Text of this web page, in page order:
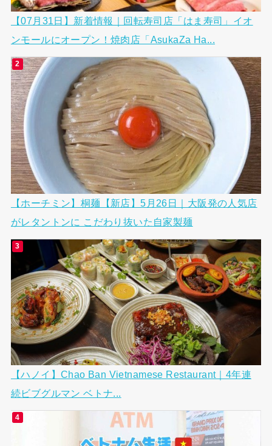
【07月31日】新着情報｜回転寿司店「はま寿司」イオ
ンモールにオープン！焼肉店「AsukaZa Ha...
【ホーチミン】桐麺【新店】5月26日｜大阪発の人気店
がレタントンに こだわり抜いた自家製麺
【ハノイ】Chao Ban Vietnamese Restaurant｜4年連
続ビブグルマン ベトナ...